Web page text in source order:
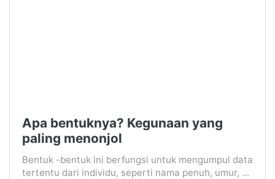
Apa bentuknya? Kegunaan yang
paling menonjol
Bentuk -bentuk ini berfungsi untuk mengumpul data
tertentu dari individu, seperti nama penuh, umur, ...